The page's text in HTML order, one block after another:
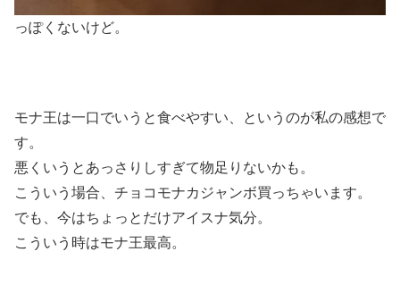
っぽくないけど。
モナ王は一口でいうと食べやすい、というのが私の感想で
す。
悪くいうとあっさりしすぎて物足りないかも。
こういう場合、チョコモナカジャンボ買っちゃいます。
でも、今はちょっとだけアイスナ気分。
こういう時はモナ王最高。